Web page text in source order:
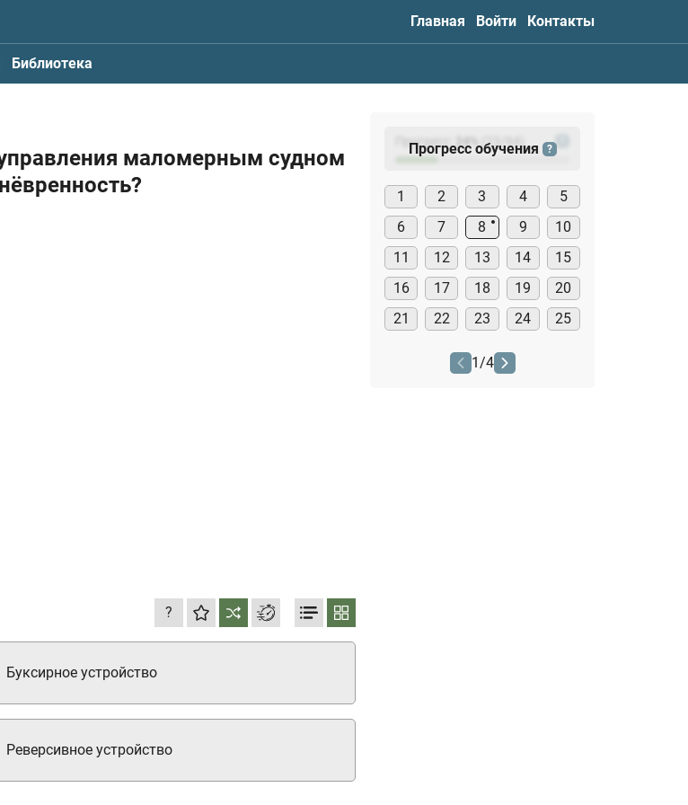
Главная Войти Контакты
Библиотека
маломерным судном
?
Буксирное устройство
Реверсивное устройство
Прогресс: (23
Прогресс обучения ?
1 2 3 4
5
6
7 8 9
10
11
12 13 14
15
16
17 18 19
20
21
22 23 24 25
1/4